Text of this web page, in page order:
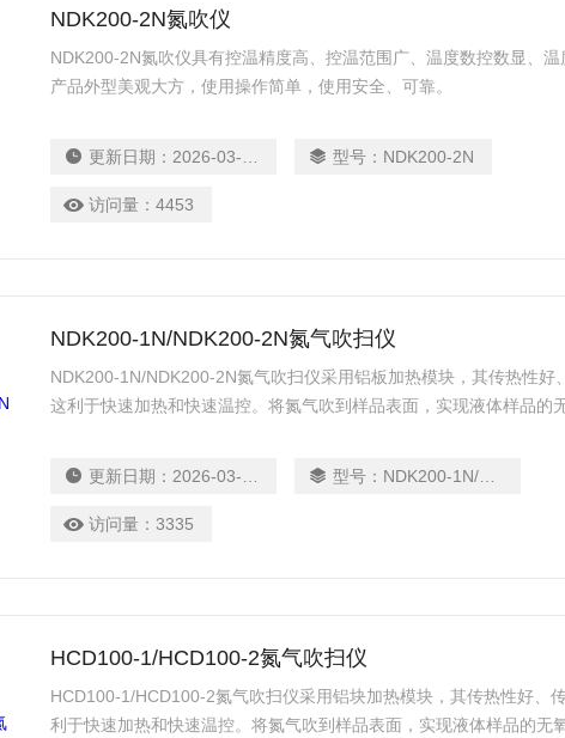
NDK200-2N氮吹仪
NDK200-2N氮吹仪具有控温精度高、控温范围广、温度数控数显、温
产品外型美观大方，使用操作简单，使用安全、可靠。
更新日期： 2026-03-17 型号： NDK200-2N
访问量：4453
NDK200-1N/NDK200-2N氮气吹扫仪
NDK200-1N/NDK200-2N氮气吹扫仪采用铝板加热模块，其传热性好
这利于快速加热和快速温控。将氮气吹到样品表面，实现液体样品的
更新日期： 2026-03-18 型号： NDK200-1N/NDK200-2N
访问量：3335
HCD100-1/HCD100-2氮气吹扫仪
HCD100-1/HCD100-2氮气吹扫仪采用铝块加热模块，其传热性好、
利于快速加热和快速温控。将氮气吹到样品表面，实现液体样品的无